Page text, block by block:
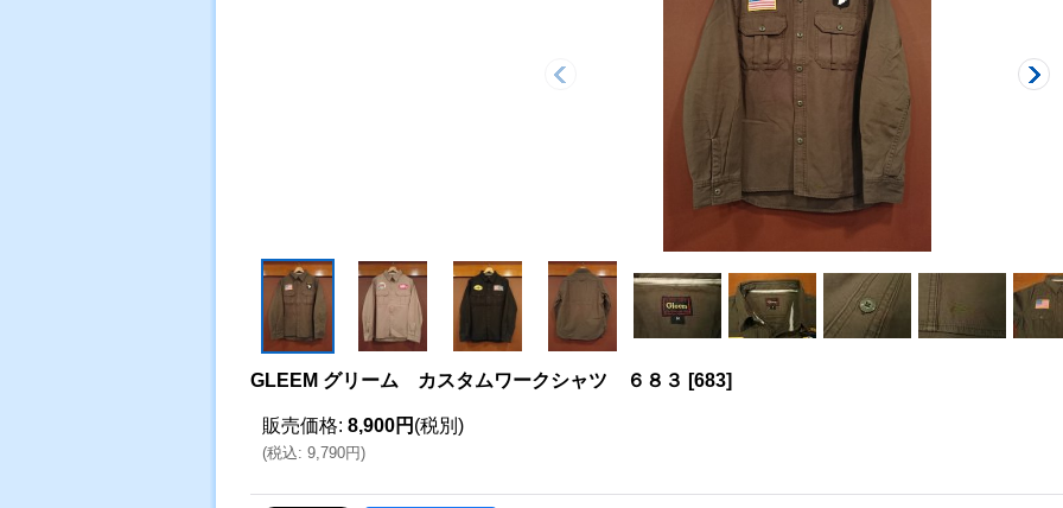
GLEEM グリーム カスタムワークシャツ ６８３ [683]
販売価格: 8,900円 (税別)
(税込: 9,790円)